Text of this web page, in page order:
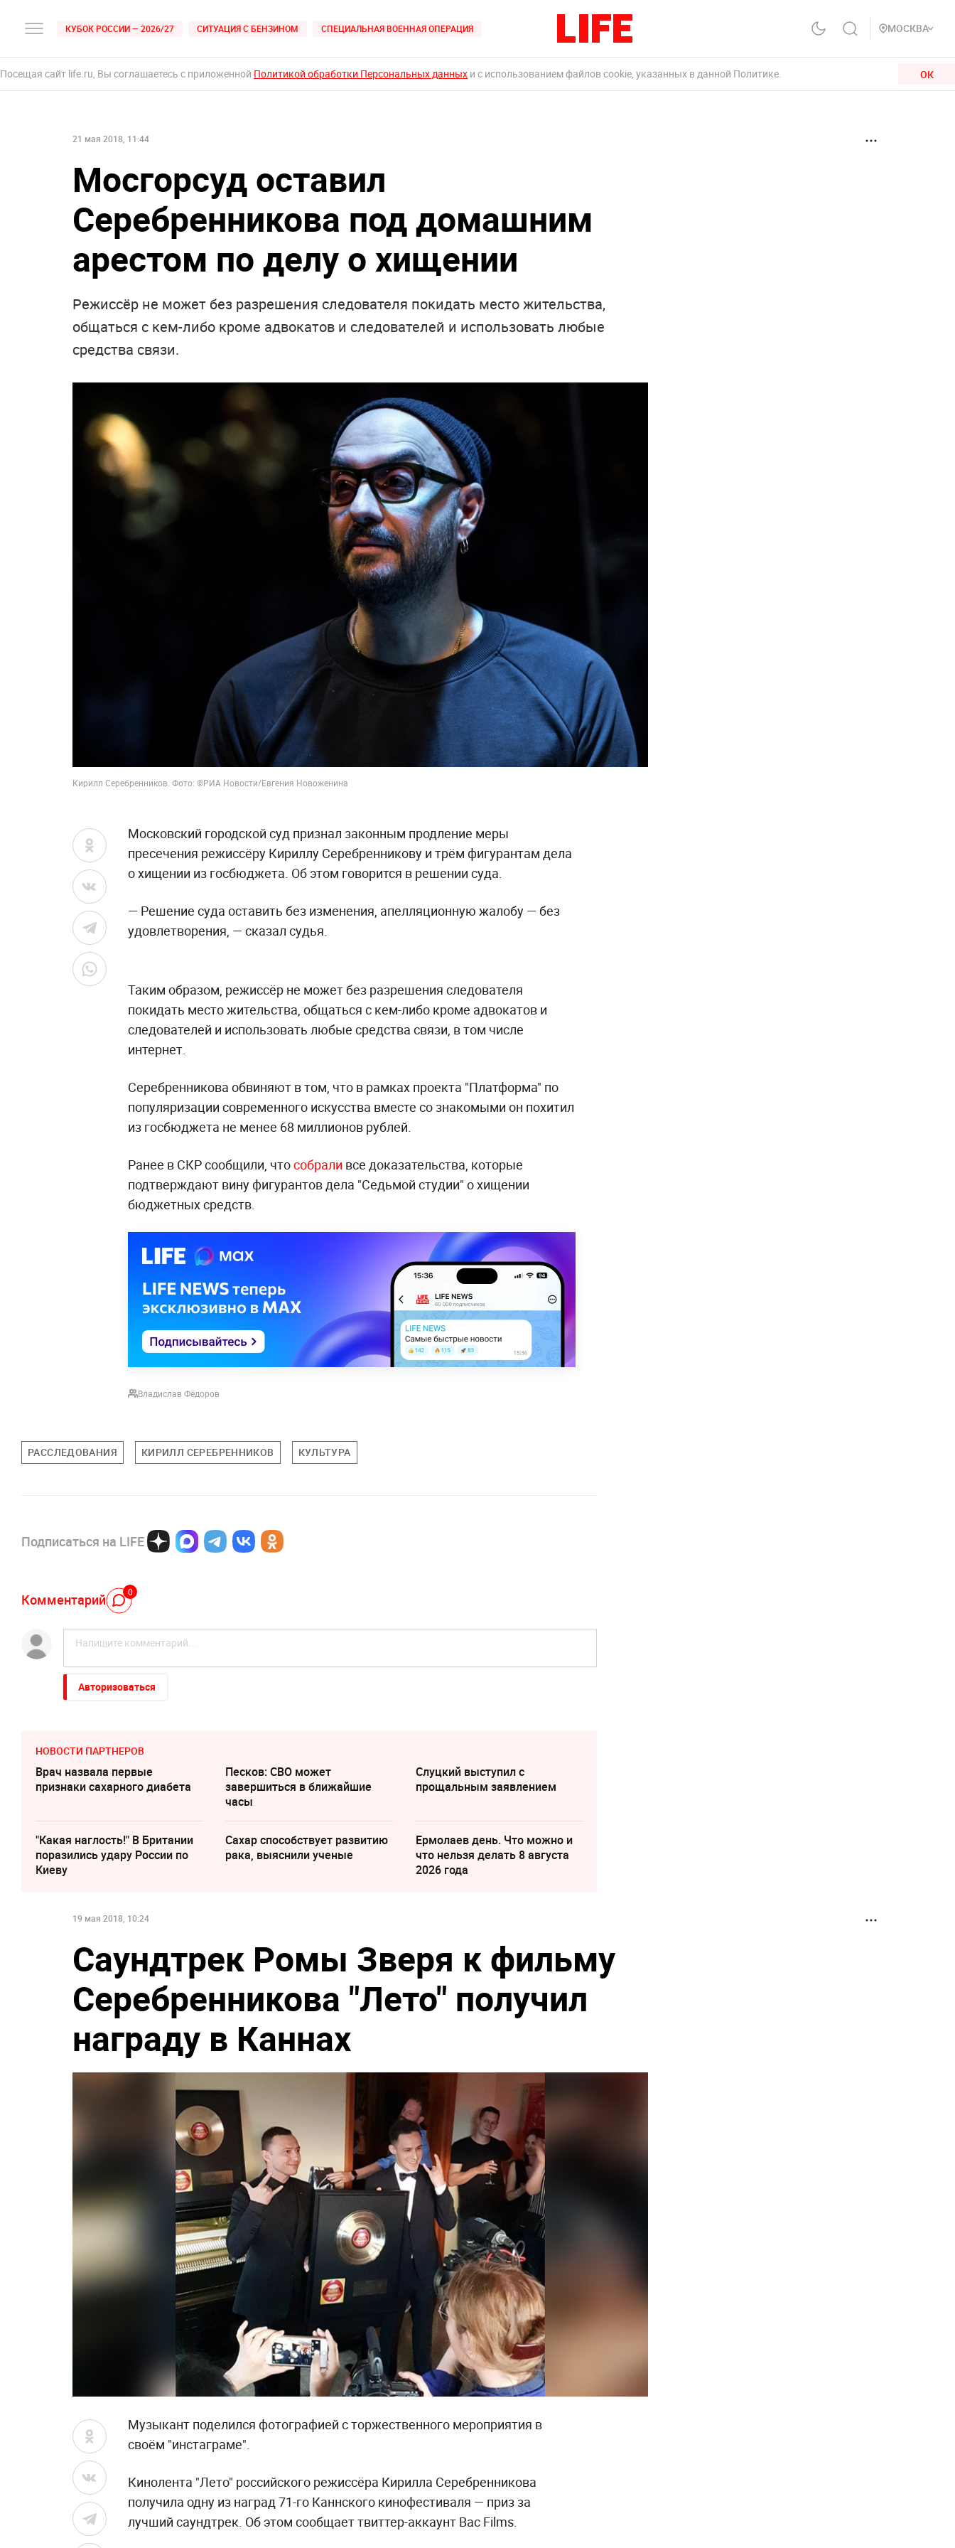
КУБОК РОССИИ — 2026/27 СИТУАЦИЯ С БЕНЗИНОМ СПЕЦИАЛЬНАЯ ВОЕННАЯ ОПЕРАЦИЯ МОСКВА
Посещая сайт life.ru, Вы соглашаетесь с приложенной Политикой обработки Персональных данных и с использованием файлов cookie, указанных в данной Политике. ОК
21 мая 2018, 11:44
Мосгорсуд оставил
Серебренникова под домашним
арестом по делу о хищении
Режиссёр не может без разрешения следователя покидать место жительства,
общаться с кем-либо кроме адвокатов и следователей и использовать любые
средства связи.
Кирилл Серебренников. Фото: ©РИА Новости/Евгения Новоженина
Московский городской суд признал законным продление меры
пресечения режиссёру Кириллу Серебренникову и трём фигурантам дела
о хищении из госбюджета. Об этом говорится в решении суда.
— Решение суда оставить без изменения, апелляционную жалобу — без
удовлетворения, — сказал судья.
Таким образом, режиссёр не может без разрешения следователя
покидать место жительства, общаться с кем-либо кроме адвокатов и
следователей и использовать любые средства связи, в том числе
интернет.
Серебренникова обвиняют в том, что в рамках проекта "Платформа" по
популяризации современного искусства вместе со знакомыми он похитил
из госбюджета не менее 68 миллионов рублей.
Ранее в СКР сообщили, чтособрали все доказательства, которые
подтверждают вину фигурантов дела "Седьмой студии" о хищении
бюджетных средств.
Владислав Фёдоров
РАССЛЕДОВАНИЯ КИРИЛЛ СЕРЕБРЕННИКОВ КУЛЬТУРА
Подписаться на LIFE
Комментарий 0
Авторизоваться
НОВОСТИ ПАРТНЕРОВ
Врач назвала первые
признаки сахарного диабета
Песков: СВО может
завершиться в ближайшие
часы
Слуцкий выступил с
прощальным заявлением
"Какая наглость!" В Британии
поразились удару России по
Киеву
Сахар cпособствует развитию
рака, выяснили ученые
Ермолаев день. Что можно и
что нельзя делать 8 августа
2026 года
19 мая 2018, 10:24
Саундтрек Ромы Зверя к фильму
Серебренникова "Лето" получил
награду в Каннах
Музыкант поделился фотографией с торжественного мероприятия в
своём "инстаграме".
Кинолента "Лето" российского режиссёра Кирилла Серебренникова
получила одну из наград 71-го Каннского кинофестиваля — приз за
лучший саундтрек. Об этом сообщает твиттер-аккаунт Bac Films.